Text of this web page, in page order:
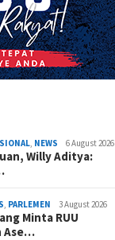
NEWS 6 August 2026
Willy Aditya:
PARLEMEN 3 August 2026
Minta RUU
Ase…